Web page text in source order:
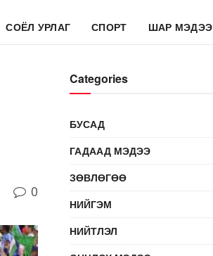
СОЁЛ УРЛАГ СПОРТ ШАР МЭДЭЭ
0
Categories
БУСАД
ГАДААД МЭДЭЭ
ЗӨВЛӨГӨӨ
НИЙГЭМ
НИЙТЛЭЛ